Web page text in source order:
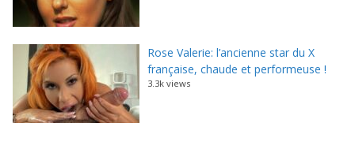
Rose Valerie: l’ancienne star du X
française, chaude et performeuse !
3.3k views